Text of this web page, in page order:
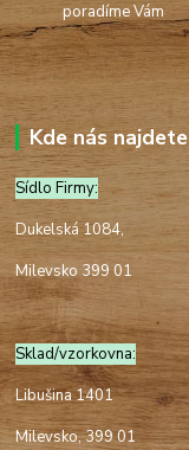
poradíme Vám
Kde nás najdete
Sídlo Firmy:
Dukelská 1084,
Milevsko 399 01
Sklad/vzorkovna:
Libušina 1401
Milevsko, 399 01